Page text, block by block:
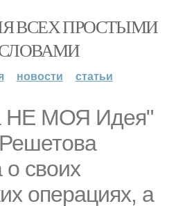
ВСЕХ ПРОСТЫМИ
новости статьи
НЕ МОЯ Идея"
о своих
операциях, а